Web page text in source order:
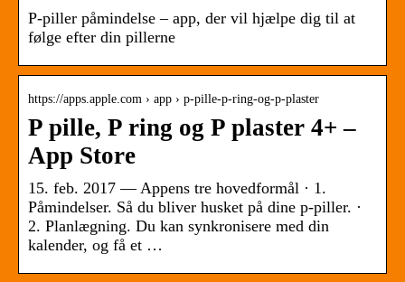
P-piller påmindelse – app, der vil hjælpe dig til at
følge efter din pillerne
https://apps.apple.com › app › p-pille-p-ring-og-p-plaster
P pille, P ring og P plaster 4+ –
App Store
15. feb. 2017 — Appens tre hovedformål · 1.
Påmindelser. Så du bliver husket på dine p-piller. ·
2. Planlægning. Du kan synkronisere med din
kalender, og få et …